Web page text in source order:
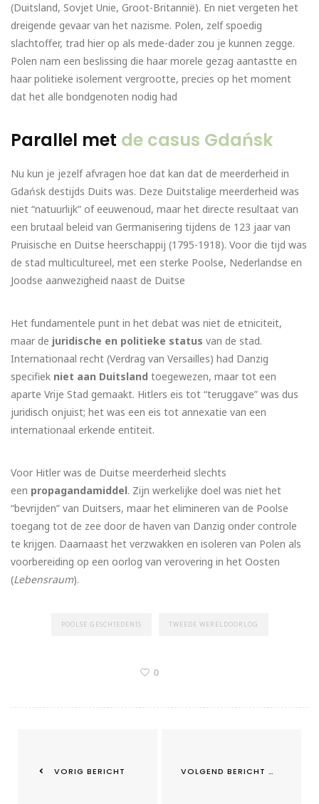
(Duitsland, Sovjet Unie, Groot-Britannië). En niet vergeten het
dreigende gevaar van het nazisme. Polen, zelf spoedig
slachtoffer, trad hier op als mede-dader zou je kunnen zegge.
Polen nam een beslissing die haar morele gezag aantastte en
haar politieke isolement vergrootte, precies op het moment
dat het alle bondgenoten nodig had
Parallel met de casus Gdańsk
Nu kun je jezelf afvragen hoe dat kan dat de meerderheid in
Gdańsk destijds Duits was. Deze Duitstalige meerderheid was
niet “natuurlijk” of eeuwenoud, maar het directe resultaat van
een brutaal beleid van Germanisering tijdens de 123 jaar van
Pruisische en Duitse heerschappij (1795-1918). Voor die tijd was
de stad multicultureel, met een sterke Poolse, Nederlandse en
Joodse aanwezigheid naast de Duitse
Het fundamentele punt in het debat was niet de etniciteit,
maar de juridische en politieke status van de stad.
Internationaal recht (Verdrag van Versailles) had Danzig
specifiek niet aan Duitsland toegewezen, maar tot een
aparte Vrije Stad gemaakt. Hitlers eis tot “teruggave” was dus
juridisch onjuist; het was een eis tot annexatie van een
internationaal erkende entiteit.
Voor Hitler was de Duitse meerderheid slechts
een propagandamiddel. Zijn werkelijke doel was niet het
“bevrijden” van Duitsers, maar het elimineren van de Poolse
toegang tot de zee door de haven van Danzig onder controle
te krijgen. Daarnaast het verzwakken en isoleren van Polen als
voorbereiding op een oorlog van verovering in het Oosten
(Lebensraum).
POOLSE GESCHIEDENIS TWEEDE WERELDOORLOG
0
VORIG BERICHT VOLGEND BERICHT